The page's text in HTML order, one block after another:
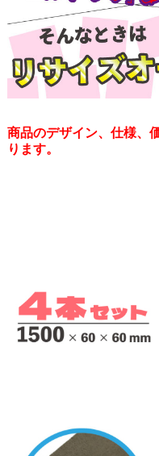
商品のデザイン、仕様、
ります。